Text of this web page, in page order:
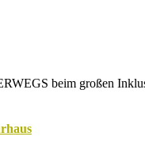
beim großen